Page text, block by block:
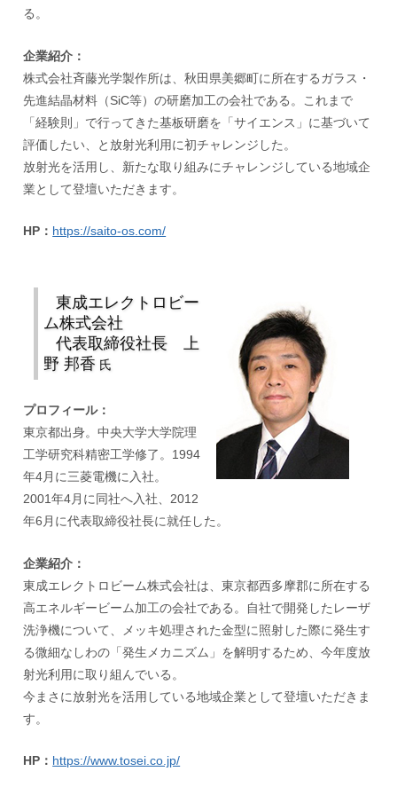
る。
企業紹介：
株式会社斉藤光学製作所は、秋田県美郷町に所在するガラス・
先進結晶材料（SiC等）の研磨加工の会社である。これまで
「経験則」で行ってきた基板研磨を「サイエンス」に基づいて
評価したい、と放射光利用に初チャレンジした。
放射光を活用し、新たな取り組みにチャレンジしている地域企
業として登壇いただきます。
HP： https://saito-os.com/
東成エレクトロビー
ム株式会社
代表取締役社長 上
野 邦香 氏
プロフィール：
東京都出身。中央大学大学院理
工学研究科精密工学修了。1994
年4月に三菱電機に入社。
2001年4月に同社へ入社、2012
年6月に代表取締役社長に就任した。
企業紹介：
東成エレクトロビーム株式会社は、東京都西多摩郡に所在する
高エネルギービーム加工の会社である。自社で開発したレーザ
洗浄機について、メッキ処理された金型に照射した際に発生す
る微細なしわの「発生メカニズム」を解明するため、今年度放
射光利用に取り組んでいる。
今まさに放射光を活用している地域企業として登壇いただきま
す。
HP： https://www.tosei.co.jp/